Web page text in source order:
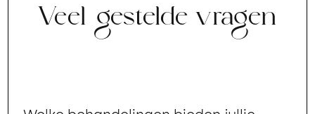
Veel gestelde vragen